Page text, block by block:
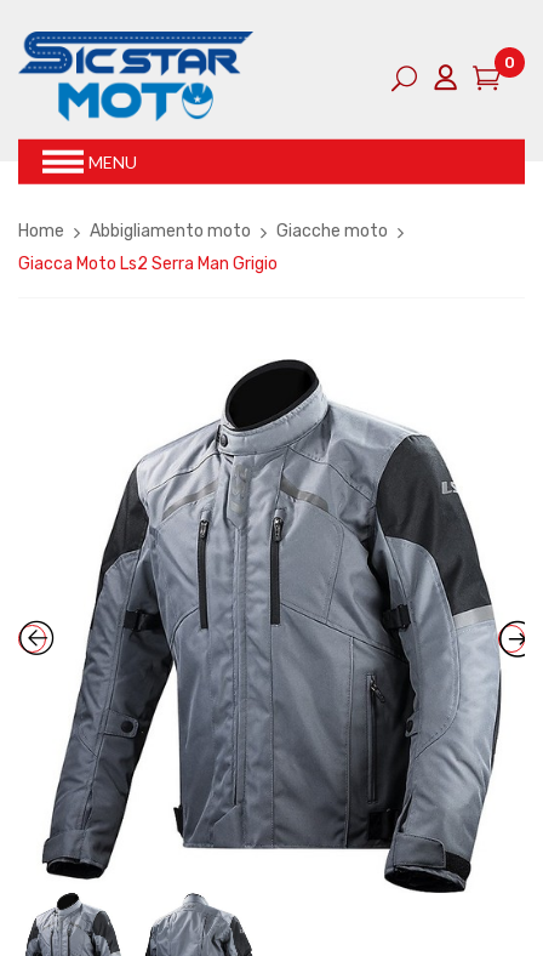
0
MENU
Home Abbigliamento moto
Giacche moto
Giacca Moto Ls2 Serra Man Grigio